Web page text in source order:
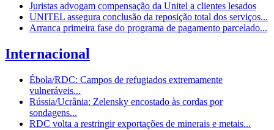
Juristas advogam compensação da Unitel a clientes lesados
UNITEL assegura conclusão da reposição total dos serviços...
Arranca primeira fase do programa de pagamento parcelado...
Internacional
Ébola/RDC: Campos de refugiados extremamente
vulneráveis...
Rússia/Ucrânia: Zelensky encostado às cordas por
sondagens...
RDC volta a restringir exportações de minerais e metais...